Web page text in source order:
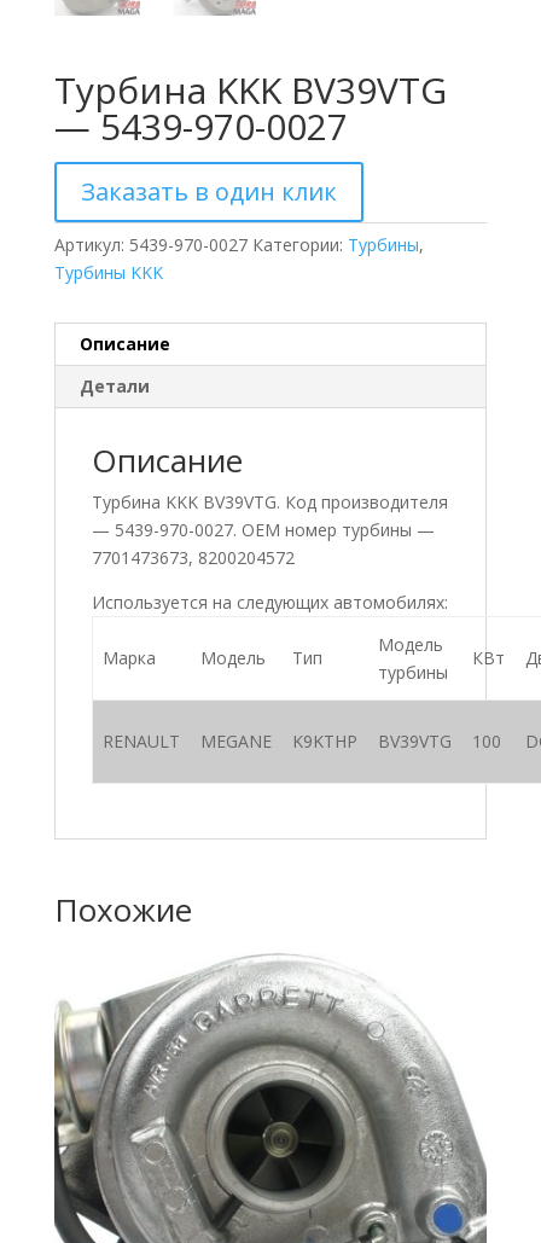
Турбина KKK BV39VTG
— 5439-970-0027
Заказать в один клик
Артикул: 5439-970-0027 Категории: Турбины,
Турбины KKK
Описание
Детали
Описание
Турбина KKK BV39VTG. Код производителя
— 5439-970-0027. ОЕМ номер турбины —
7701473673, 8200204572
Используется на следующих автомобилях:
Марка Модель Тип
Модель
турбины
КВт
RENAULT MEGANE K9KTHP BV39VTG 100
Похожие